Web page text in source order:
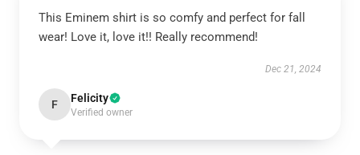
This Eminem shirt is so comfy and perfect for fall
wear! Love it, love it!! Really recommend!
Dec 21, 2024
F Felicity
Verified owner